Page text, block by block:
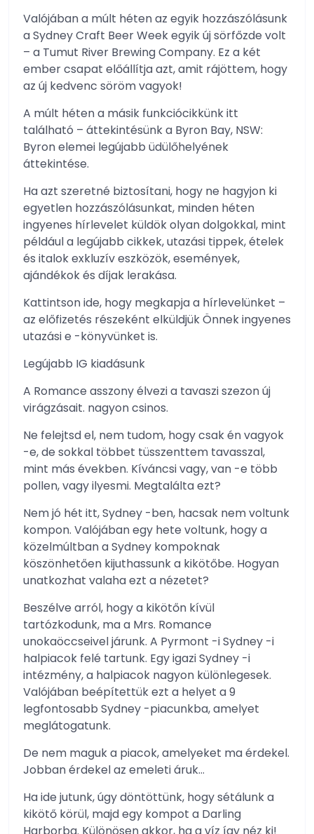
Valójában a múlt héten az egyik hozzászólásunk
a Sydney Craft Beer Week egyik új sörfőzde volt
– a Tumut River Brewing Company. Ez a két
ember csapat előállítja azt, amit rájöttem, hogy
az új kedvenc söröm vagyok!
A múlt héten a másik funkciócikkünk itt
található – áttekintésünk a Byron Bay, NSW:
Byron elemei legújabb üdülőhelyének
áttekintése.
Ha azt szeretné biztosítani, hogy ne hagyjon ki
egyetlen hozzászólásunkat, minden héten
ingyenes hírlevelet küldök olyan dolgokkal, mint
például a legújabb cikkek, utazási tippek, ételek
és italok exkluzív eszközök, események,
ajándékok és díjak lerakása.
Kattintson ide, hogy megkapja a hírlevelünket –
az előfizetés részeként elküldjük Önnek ingyenes
utazási e -könyvünket is.
Legújabb IG kiadásunk
A Romance asszony élvezi a tavaszi szezon új
virágzásait. nagyon csinos.
Ne felejtsd el, nem tudom, hogy csak én vagyok
-e, de sokkal többet tüsszenttem tavasszal,
mint más években. Kíváncsi vagy, van -e több
pollen, vagy ilyesmi. Megtalálta ezt?
Nem jó hét itt, Sydney -ben, hacsak nem voltunk
kompon. Valójában egy hete voltunk, hogy a
közelmúltban a Sydney kompoknak
köszönhetően kijuthassunk a kikötőbe. Hogyan
unatkozhat valaha ezt a nézetet?
Beszélve arról, hogy a kikötőn kívül
tartózkodunk, ma a Mrs. Romance
unokaöccseivel járunk. A Pyrmont -i Sydney -i
halpiacok felé tartunk. Egy igazi Sydney -i
intézmény, a halpiacok nagyon különlegesek.
Valójában beépítettük ezt a helyet a 9
legfontosabb Sydney -piacunkba, amelyet
meglátogatunk.
De nem maguk a piacok, amelyeket ma érdekel.
Jobban érdekel az emeleti áruk…
Ha ide jutunk, úgy döntöttünk, hogy sétálunk a
kikötő körül, majd egy kompot a Darling